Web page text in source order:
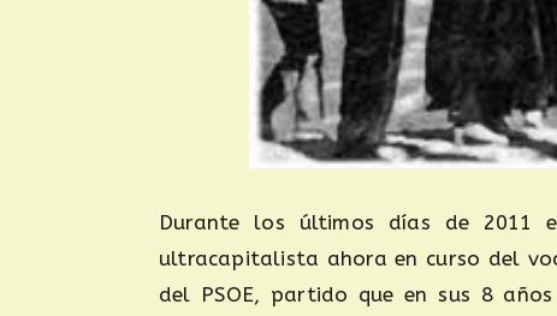
Durante los últimos días de 2011
ultracapitalista ahora en curso del
del PSOE, partido que en sus 8